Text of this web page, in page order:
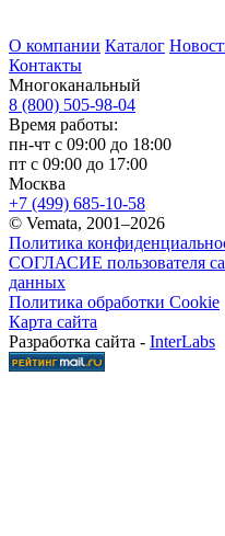
О компании Каталог
Контакты
Многоканальный
8 (800) 505-98-04
Время работы:
пн-чт с 09:00 до 18:00
пт с 09:00 до 17:00
Москва
+7 (499) 685-10-58
© Vemata, 2001–2026
Политика
СОГЛАСИЕ пользователя
данных
Политика обработки Cookie
Карта сайта
Разработка сайта - InterLabs